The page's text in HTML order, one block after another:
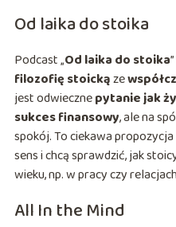
Od laika do stoika
Podcast „Od laika do stoika
filozofię stoickąze
jest odwiecznepytanie jak
sukces finansowy, ale na
spokój. To ciekawa
sens i chcą sprawdzić, jak
wieku, np. w pracy czy
All In the Mind